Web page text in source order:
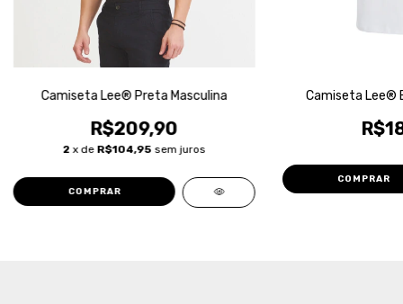
Camiseta Lee® Preta Masculina
R$209,90
2 x de R$104,95 sem juros
COMPRAR
Camiseta Lee®
COMPRAR